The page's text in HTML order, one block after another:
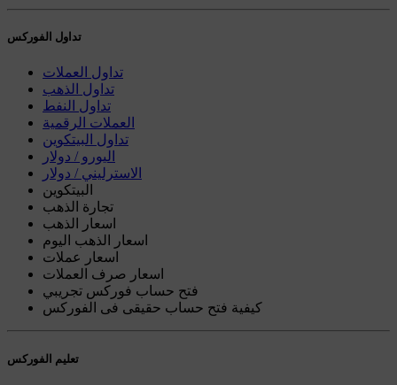
تداول الفوركس
تداول العملات
تداول الذهب
تداول النفط
العملات الرقمية
تداول البيتكوين
اليورو / دولار
الاسترليني / دولار
البيتكوين
تجارة الذهب
اسعار الذهب
اسعار الذهب اليوم
اسعار عملات
اسعار صرف العملات
فتح حساب فوركس تجريبي
كيفية فتح حساب حقيقى فى الفوركس
تعليم الفوركس